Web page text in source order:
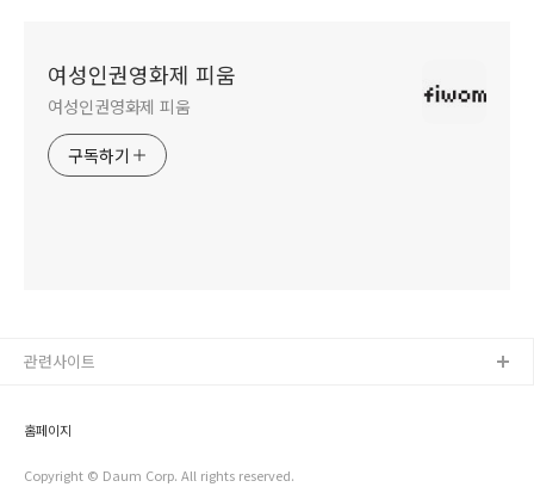
여성인권영화제 피움
여성인권영화제 피움
구독하기
홈페이지
Copyright © Daum Corp. All rights reserved.
관련사이트